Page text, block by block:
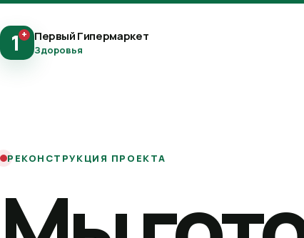
1+ Первый Гипермаркет
Здоровья
РЕКОНСТРУКЦИЯ ПРОЕКТА